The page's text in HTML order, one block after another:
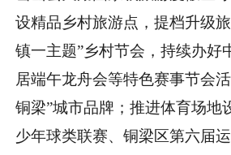
设精品乡村旅游点，提档升级
镇一主题”乡村节会，持续办好
居端午龙舟会等特色赛事节会
铜梁”城市品牌；推进体育场地
少年球类联赛、铜梁区第六届